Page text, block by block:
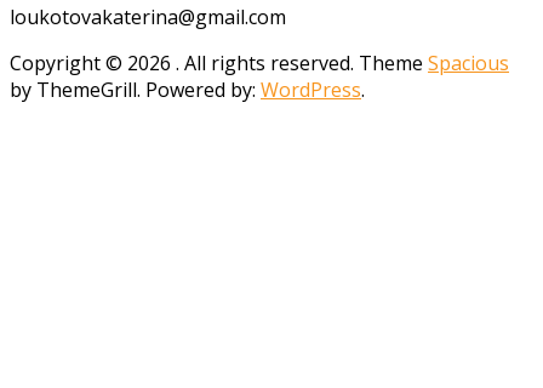
loukotovakaterina@gmail.com
Copyright © 2026 . All rights reserved. Theme Spacious
by ThemeGrill. Powered by: WordPress.